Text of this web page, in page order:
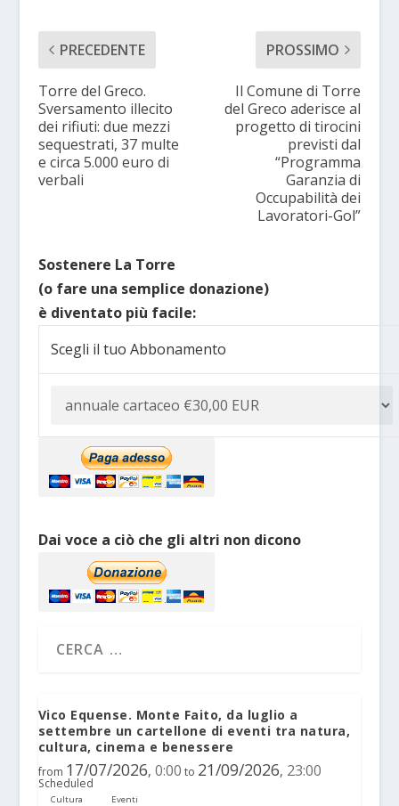
PRECEDENTE
Torre del Greco.
Sversamento illecito
dei rifiuti: due mezzi
sequestrati, 37 multe
e circa 5.000 euro di
verbali
PROSSIMO
Il Comune di Torre
del Greco aderisce al
progetto di tirocini
previsti dal
“Programma
Garanzia di
Occupabilità dei
Lavoratori-Gol”
Sostenere La Torre
(o fare una semplice donazione)
è diventato più facile:
Scegli il tuo Abbonamento
Dai voce a ciò che gli altri non dicono
Vico Equense. Monte Faito, da luglio a
settembre un cartellone di eventi tra natura,
cultura, cinema e benessere
from 17/07/2026, 0:00 to 21/09/2026, 23:00
Scheduled
Cultura Eventi